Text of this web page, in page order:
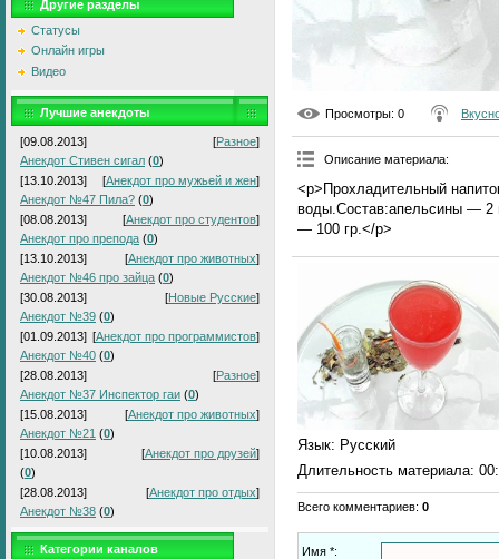
Другие разделы
Статусы
Онлайн игры
Видео
Лучшие анекдоты
[09.08.2013] [Разное]
Анекдот Стивен сигал (0)
[13.10.2013]
[Анекдот про мужьей и жен]
Анекдот №47 Пила? (0)
[08.08.2013]
[Анекдот про студентов]
Анекдот про препода (0)
[13.10.2013]
[Анекдот про животных]
Анекдот №46 про зайца (0)
[30.08.2013]
[Новые Русские]
Анекдот №39 (0)
[01.09.2013] [Анекдот про программистов]
Анекдот №40 (0)
[28.08.2013]
[Разное]
Анекдот №37 Инспектор гаи (0)
[15.08.2013]
[Анекдот про животных]
Анекдот №21 (0)
[10.08.2013]
[Анекдот про друзей]
(0)
[28.08.2013]
[Анекдот про отдых]
Анекдот №38 (0)
Категории каналов
Просмотры: 0
Описание материала:
<p>Прохладительный
воды.Состав:апельсины — 2
— 100 гр.</p>
Язык: Русский
Длительность материала:
Всего комментариев: 0
Имя *: